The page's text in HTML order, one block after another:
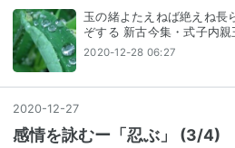
玉の緒よたえねば絶えね長
ぞする 新古今集・式子内
2020-12-28 06:27
2020-12-27
感情を詠むー「忍ぶ」 (3/4)